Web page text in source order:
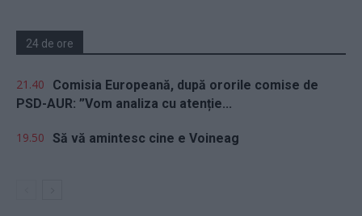
24 de ore
21.40
Comisia Europeană, după ororile comise de
PSD-AUR: ”Vom analiza cu atenție...
19.50 Să vă amintesc cine e Voineag